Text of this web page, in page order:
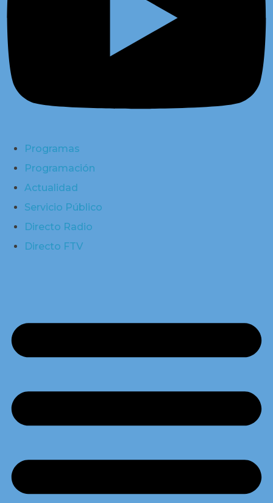
Programas
Programación
Actualidad
Servicio Público
Directo Radio
Directo FTV